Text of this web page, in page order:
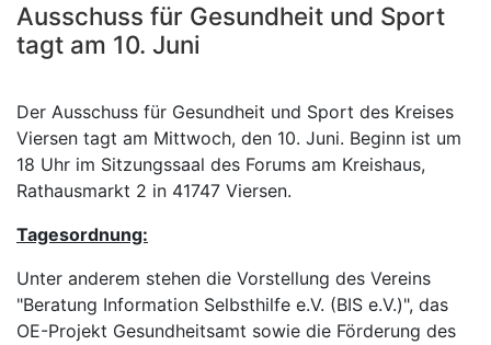
Ausschuss für Gesundheit und Sport
tagt am 10. Juni
Der Ausschuss für Gesundheit und Sport des Kreises
Viersen tagt am Mittwoch, den 10. Juni. Beginn ist um
18 Uhr im Sitzungssaal des Forums am Kreishaus,
Rathausmarkt 2 in 41747 Viersen.
Tagesordnung:
Unter anderem stehen die Vorstellung des Vereins
"Beratung Information Selbsthilfe e.V. (BIS e.V.)", das
OE-Projekt Gesundheitsamt sowie die Förderung des